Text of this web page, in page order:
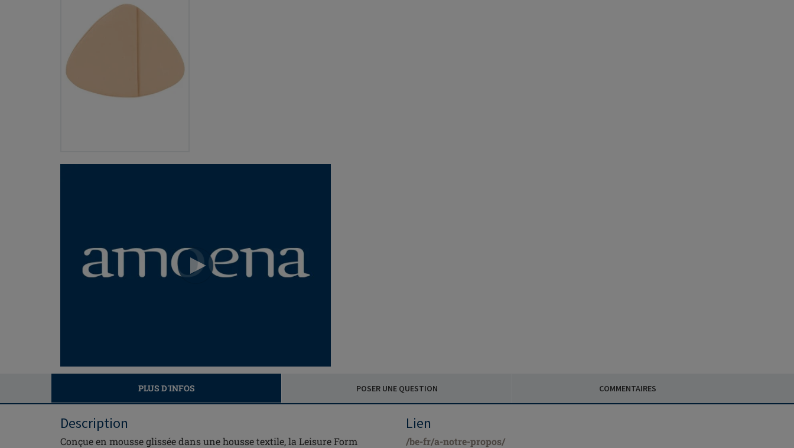
PLUS D'INFOS POSER UNE QUESTION COMMENTAIRES
Description
Conçue en mousse glissée dans une housse textile, la Leisure Form
Lien
/be-fr/a-notre-propos/